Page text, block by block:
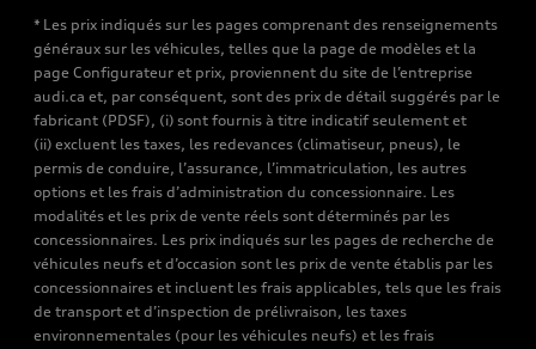
* Les prix indiqués sur les pages comprenant des renseignements
généraux sur les véhicules, telles que la page de modèles et la
page Configurateur et prix, proviennent du site de l’entreprise
audi.ca et, par conséquent, sont des prix de détail suggérés par le
fabricant (PDSF), (i) sont fournis à titre indicatif seulement et
(ii) excluent les taxes, les redevances (climatiseur, pneus), le
permis de conduire, l’assurance, l’immatriculation, les autres
options et les frais d’administration du concessionnaire. Les
modalités et les prix de vente réels sont déterminés par les
concessionnaires. Les prix indiqués sur les pages de recherche de
véhicules neufs et d’occasion sont les prix de vente établis par les
concessionnaires et incluent les frais applicables, tels que les frais
de transport et d’inspection de prélivraison, les taxes
environnementales (pour les véhicules neufs) et les frais